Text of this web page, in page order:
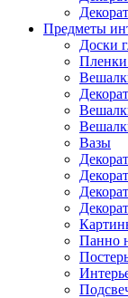
Предметы
Доски
Пленки
Вазы
Панно